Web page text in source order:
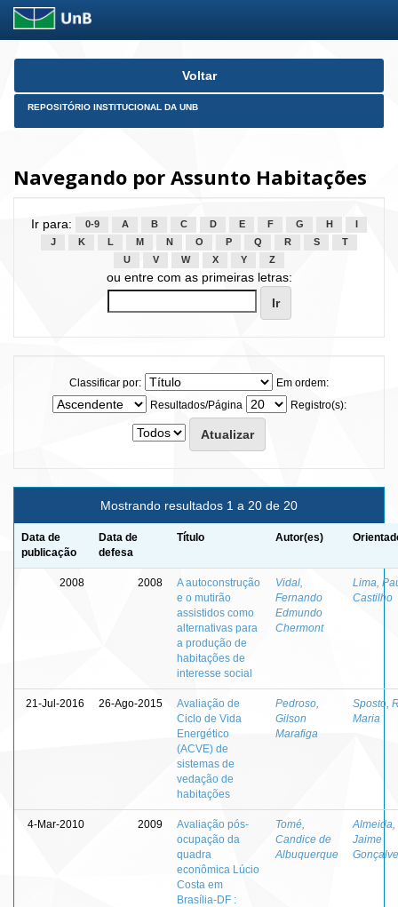
Skip
Voltar
REPOSITÓRIO INSTITUCIONAL DA UNB
Navegando por Assunto Habitações
Ir para: 0-9 A B C D E F G H
J
K L M N O P Q R S
T
U
V W X Y Z
ou entre com as primeiras letras:
Classificar por:
Em ordem:
Resultados/Página
Registro(s):
Mostrando resultados 1 a 20 de 20
Data de
publicação
Data de
defesa
Título Autor(es)
2008 2008
A autoconstrução
e o mutirão
assistidos como
alternativas para
a produção de
habitações de
interesse social
Vidal,
Fernando
Edmundo
Chermont
Lima,
Castilho
21-Jul-2016 26-Ago-2015
Avaliação de
Ciclo de Vida
Energético
(ACVE) de
sistemas de
vedação de
habitações
Pedroso,
Gilson
Marafiga
Sposto,
Maria
4-Mar-2010 2009
Avaliação pós-
ocupação da
quadra
econômica Lúcio
Costa em
Brasília-DF :
Tomé,
Candice de
Albuquerque
Almeida,
Jaime